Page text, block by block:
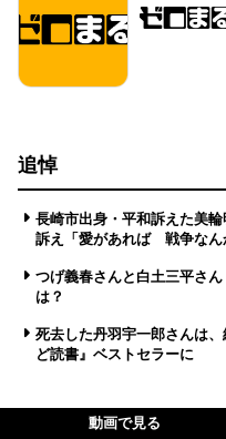
追悼
長崎市出身・平和訴えた美
訴え「愛があれば 戦争なん
つげ義春さんと白土三平さ
は？
死去した丹羽宇一郎さんは
ど読書』ベストセラーに
動画で見る